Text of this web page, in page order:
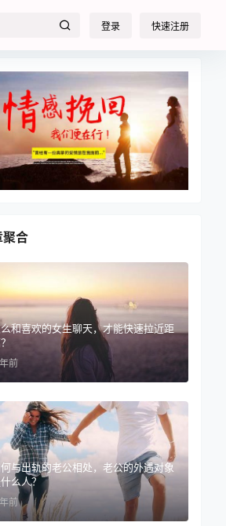
登录 快速注册
聚合
和喜欢的女生聊天，才能快速拉近距
前
与出轨的老公相处，老公的外遇对象
么人？
前